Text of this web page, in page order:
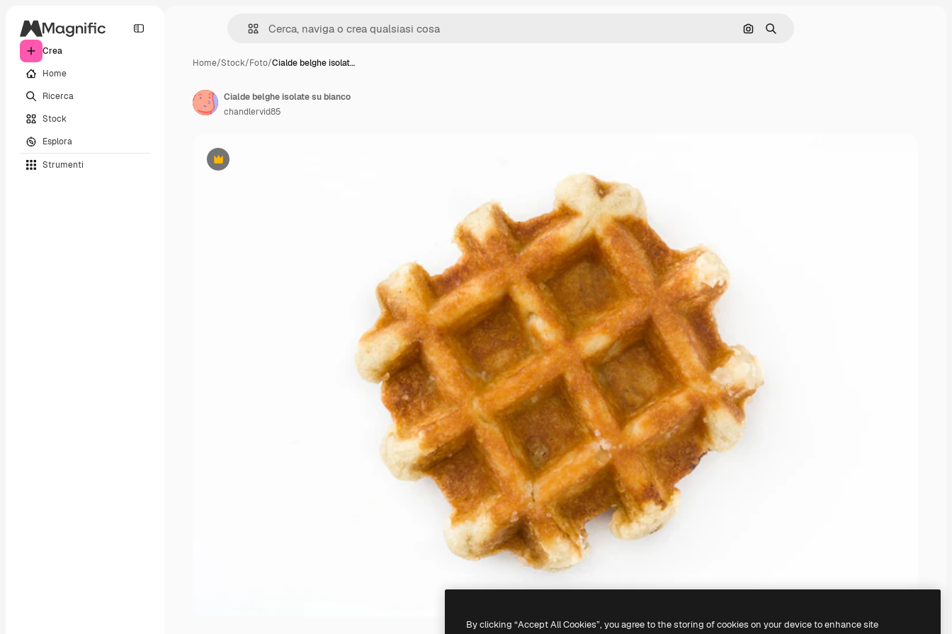
Crea
Home
Ricerca
Stock
Esplora
Strumenti
Cerca per immagine
Ricerca
Home/Stock/Foto/Cialde belghe isolat…
Premium
Cialde belghe isolate su bianco
chandlervid85
By clicking “Accept All Cookies”, you agree to the storing of cookies on your device to enhance site